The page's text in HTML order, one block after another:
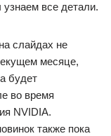
узнаем все детали.
слайдах не
месяце,
будет
во время
NVIDIA.
также пока